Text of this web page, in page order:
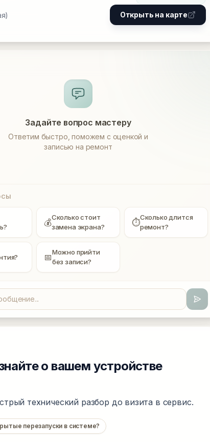
Открыть на карте
Задайте вопрос мастеру
Ответим быстро, поможем с оценкой и
записью на ремонт
💰Сколько стоит
замена экрана?
⏱Сколько длится
ремонт?
📅Можно прийти
без записи?
о вашем устройстве
технический разбор до визита в сервис.
перезапуски в системе?